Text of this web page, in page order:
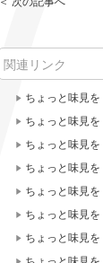
関連リンク
ちょっと味見
ちょっと味見
ちょっと味見
ちょっと味見
ちょっと味見
ちょっと味見
ちょっと味見